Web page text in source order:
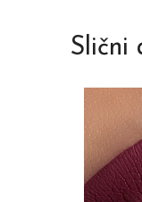
Slični